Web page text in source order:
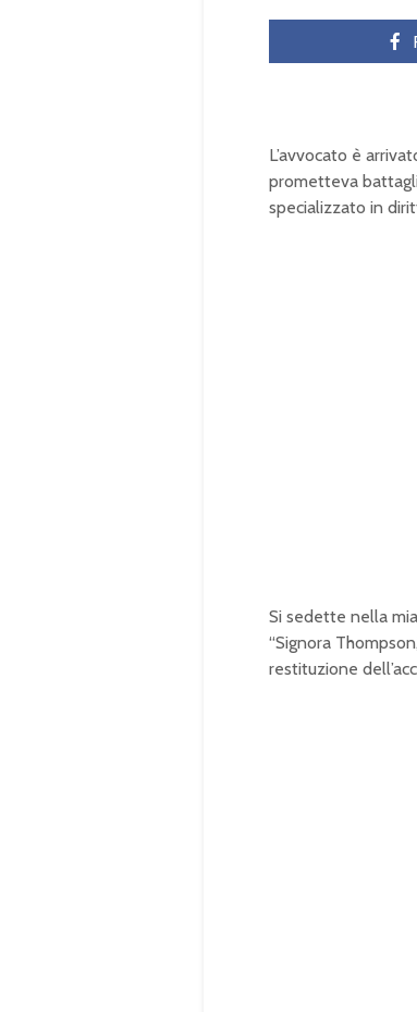
L’avvocato è
prometteva
specializzato in
Si sedette nella
“Signora
restituzione